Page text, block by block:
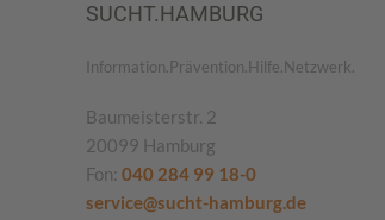
SUCHT.HAMBURG
Information.Prävention.Hilfe.Netzwerk.
Baumeisterstr. 2
20099 Hamburg
Fon: 040 284 99 18-0
service@sucht-hamburg.de